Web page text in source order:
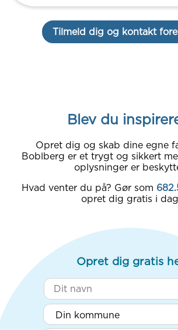
Tilmeld dig og kontakt
Blev du
Opret dig og skab dine egne
Boblberg er et trygt og sikkert
oplysninger er
Hvad venter du på? Gør som
opret dig gratis i
Opret dig gratis